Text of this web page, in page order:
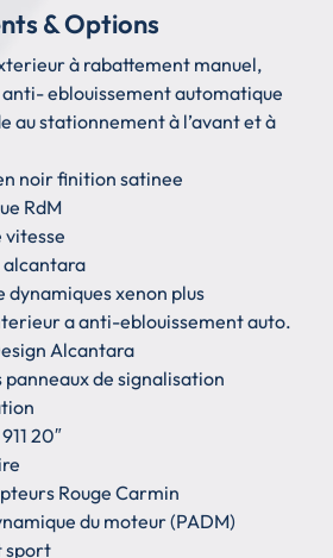
& Options
à rabattement manuel,
eblouissement automatique
au stationnement à l’avant et à
noir finition satinee
RdM
vitesse
alcantara
dynamiques xenon plus
a anti-eblouissement auto.
Alcantara
de signalisation
20″
Rouge Carmin
du moteur (PADM)
sport